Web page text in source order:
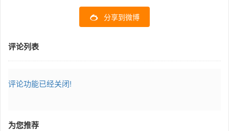
分享到微博
评论列表
评论功能已经关闭!
为您推荐